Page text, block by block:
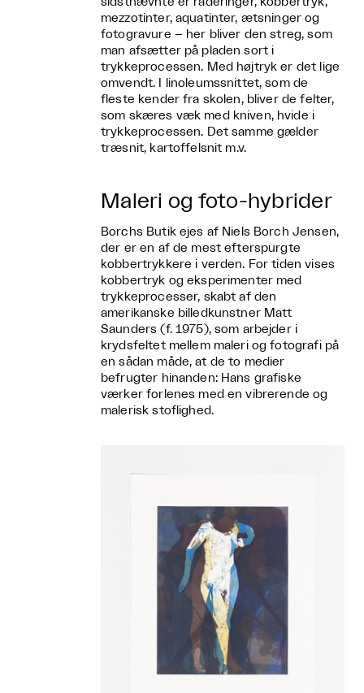
mezzotinter, aquatinter, ætsninger og
fotogravure – her bliver den streg, som
man afsætter på pladen sort i
trykkeprocessen. Med højtryk er det lige
omvendt. I linoleumssnittet, som de
fleste kender fra skolen, bliver de felter,
som skæres væk med kniven, hvide i
trykkeprocessen. Det samme gælder
træsnit, kartoffelsnit m.v.
Maleri og foto-hybrider
Borchs Butik ejes af Niels Borch Jensen,
der er en af de mest efterspurgte
kobbertrykkere i verden. For tiden vises
kobbertryk og eksperimenter med
trykkeprocesser, skabt af den
amerikanske billedkunstner Matt
Saunders (f. 1975), som arbejder i
krydsfeltet mellem maleri og fotografi på
en sådan måde, at de to medier
befrugter hinanden: Hans grafiske
værker forlenes med en vibrerende og
malerisk stoflighed.